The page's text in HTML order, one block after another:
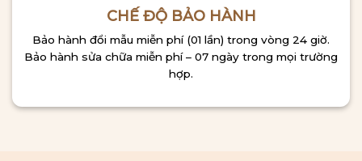
CHẾ ĐỘ BẢO HÀNH
Bảo hành đổi mẫu miễn phí (01 lần) trong vòng 24 giờ.
Bảo hành sửa chữa miễn phí – 07 ngày trong mọi trường
hợp.